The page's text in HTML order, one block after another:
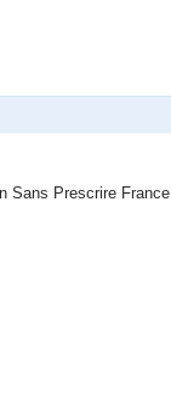
Sans Prescrire France